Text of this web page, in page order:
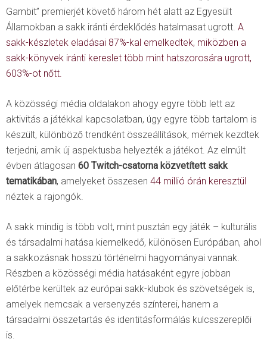
Gambit” premierjét követő három hét alatt az Egyesült
Államokban a sakk iránti érdeklődés hatalmasat ugrott. A
sakk-készletek eladásai 87%-kal emelkedtek, miközben a
sakk-könyvek iránti kereslet több mint hatszorosára ugrott,
603%-ot nőtt.
A közösségi média oldalakon ahogy egyre több lett az
aktivitás a játékkal kapcsolatban, úgy egyre több tartalom is
készült, különböző trendként összeállítások, mémek kezdtek
terjedni, amik új aspektusba helyezték a játékot. Az elmúlt
évben átlagosan 60 Twitch-csatorna közvetített sakk
tematikában, amelyeket összesen 44 millió órán keresztül
néztek a rajongók.
A sakk mindig is több volt, mint pusztán egy játék – kulturális
és társadalmi hatása kiemelkedő, különösen Európában, ahol
a sakkozásnak hosszú történelmi hagyományai vannak.
Részben a közösségi média hatásaként egyre jobban
előtérbe kerültek az európai sakk-klubok és szövetségek is,
amelyek nemcsak a versenyzés színterei, hanem a
társadalmi összetartás és identitásformálás kulcsszereplői
is.